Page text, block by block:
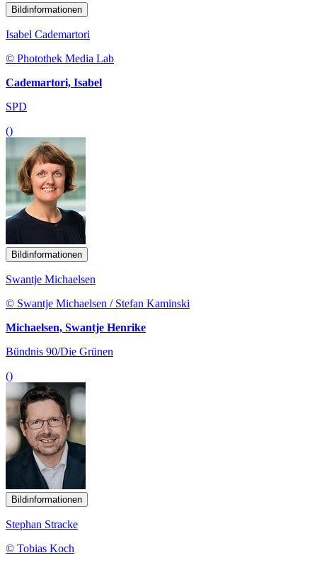
Bildinformationen
Isabel Cademartori
© Photothek Media Lab
Cademartori, Isabel
SPD
()
Bildinformationen
Swantje Michaelsen
© Swantje Michaelsen / Stefan Kaminski
Michaelsen, Swantje Henrike
Bündnis 90/Die Grünen
()
Bildinformationen
Stephan Stracke
© Tobias Koch